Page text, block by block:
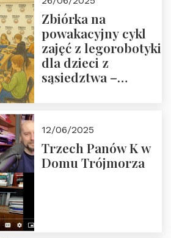
Zbiórka na
powakacyjny cykl
zajęć z legorobotyki
dla dzieci z
sąsiedztwa –
Fundacji
12/06/2025
Trzech Panów K w
Domu Trójmorza